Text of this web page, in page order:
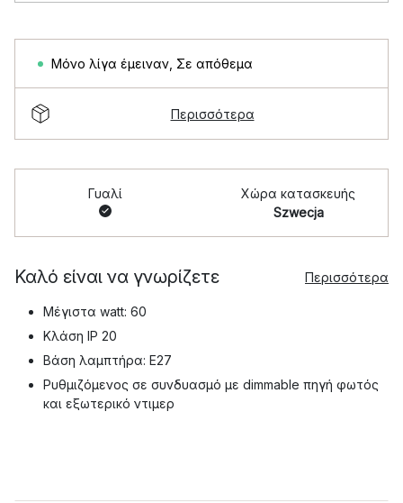
Μόνο λίγα έμειναν Σε απόθεμα
Περισσότερα
Γυαλί
Χώρα κατασκευής
Szwecja
Καλό είναι να γνωρίζετε Περισσότερα
Μέγιστα watt: 60
Κλάση IP 20
Βάση λαμπτήρα: E27
Ρυθμιζόμενος σε συνδυασμό με dimmable πηγή φωτός
και εξωτερικό ντιμερ